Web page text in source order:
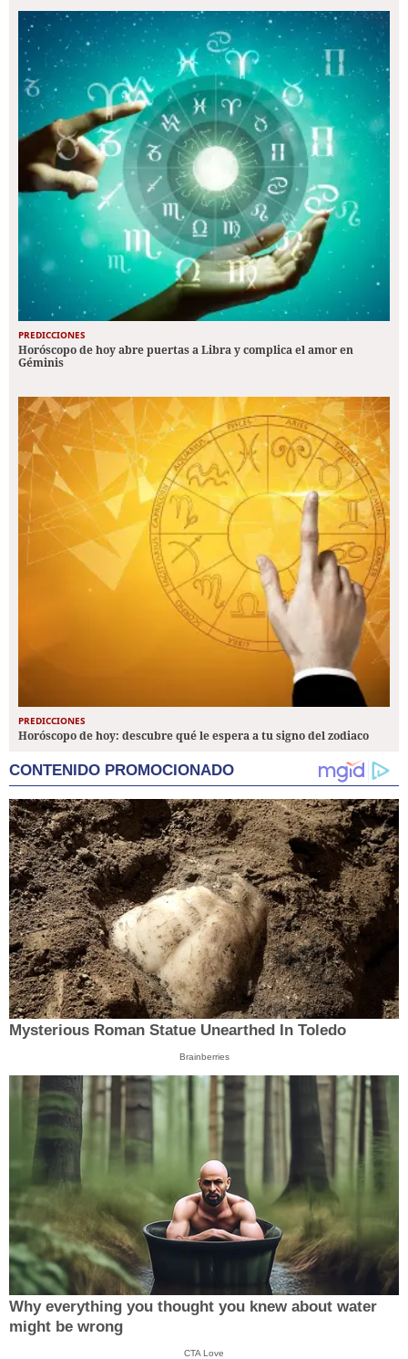
PREDICCIONES
Horóscopo de hoy abre puertas a Libra y complica el amor en
Géminis
PREDICCIONES
Horóscopo de hoy: descubre qué le espera a tu signo del zodiaco
CONTENIDO PROMOCIONADO
Mysterious Roman Statue Unearthed In Toledo
Brainberries
Why everything you thought you knew about water
might be wrong
CTA Love